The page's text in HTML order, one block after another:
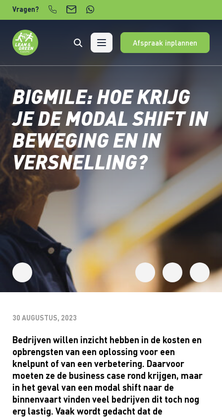
Verder naar content
Vragen?
Afspraak inplannen
BIGMILE: HOE KRIJG
JE DE MODAL SHIFT IN
BEWEGING EN IN
VERSNELLING?
30 AUGUSTUS, 2023
Bedrijven willen inzicht hebben in de kosten en
opbrengsten van een oplossing voor een
knelpunt of van een verbetering. Daarvoor
moeten ze de business case rond krijgen, maar
in het geval van een modal shift naar de
binnenvaart vinden veel bedrijven dit toch nog
erg lastig. Vaak wordt gedacht dat de